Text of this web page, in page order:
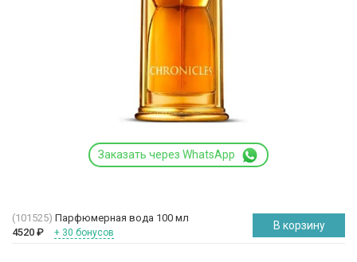
Заказать через WhatsApp
(101525) Парфюмерная вода 100 мл
4520 ₽ + 30 бонусов
В корзину